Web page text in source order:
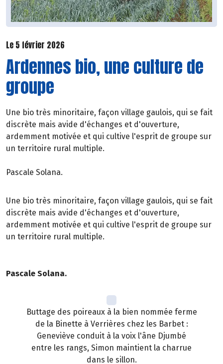
Le 5 février 2026
Ardennes bio, une culture de
groupe
Une bio très minoritaire, façon village gaulois, qui se fait
discrète mais avide d'échanges et d'ouverture,
ardemment motivée et qui cultive l'esprit de groupe sur
un territoire rural multiple.
Pascale Solana.
Une bio très minoritaire, façon village gaulois, qui se fait
discrète mais avide d'échanges et d'ouverture,
ardemment motivée et qui cultive l'esprit de groupe sur
un territoire rural multiple.
Pascale Solana.
Buttage des poireaux à la bien nommée ferme
de la Binette à Verrières chez les Barbet :
Geneviève conduit à la voix l'âne Djumbé
entre les rangs, Simon maintient la charrue
dans le sillon.